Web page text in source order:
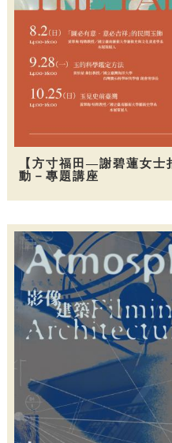
【方寸福田—謝碧蓮女士
動－專題講座